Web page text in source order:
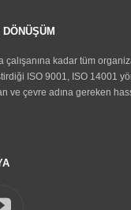
ile Tanıtımımızı Yaptık,
çalışanına kadar tüm
ISO 9001, ISO 14001
ve çevre adına gereken